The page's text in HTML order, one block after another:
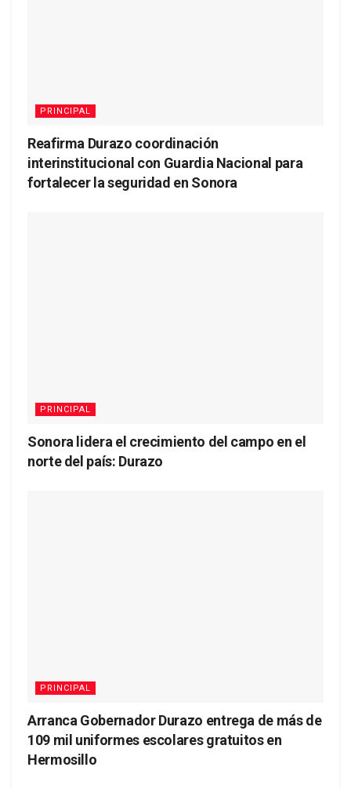
PRINCIPAL
Reafirma Durazo coordinación
interinstitucional con Guardia Nacional para
fortalecer la seguridad en Sonora
PRINCIPAL
Sonora lidera el crecimiento del campo en el
norte del país: Durazo
PRINCIPAL
Arranca Gobernador Durazo entrega de más de
109 mil uniformes escolares gratuitos en
Hermosillo